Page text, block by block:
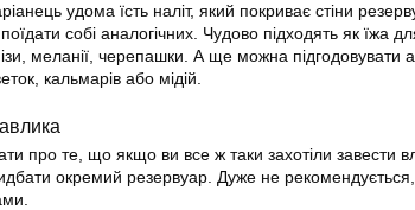
удома їсть наліт, який покриває стіни
собі аналогічних. Чудово підходять як їжа
меланії, черепашки. А ще можна підгодовувати
кальмарів або мідій.
про те, що якщо ви все ж таки захотіли завести
окремий резервуар. Дуже не